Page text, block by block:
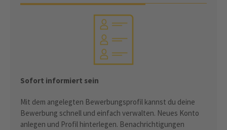
Sofort informiert sein
Mit dem angelegten Bewerbungsprofil kannst du deine
Bewerbung schnell und einfach verwalten. Neues Konto
anlegen und Profil hinterlegen. Benachrichtigungen